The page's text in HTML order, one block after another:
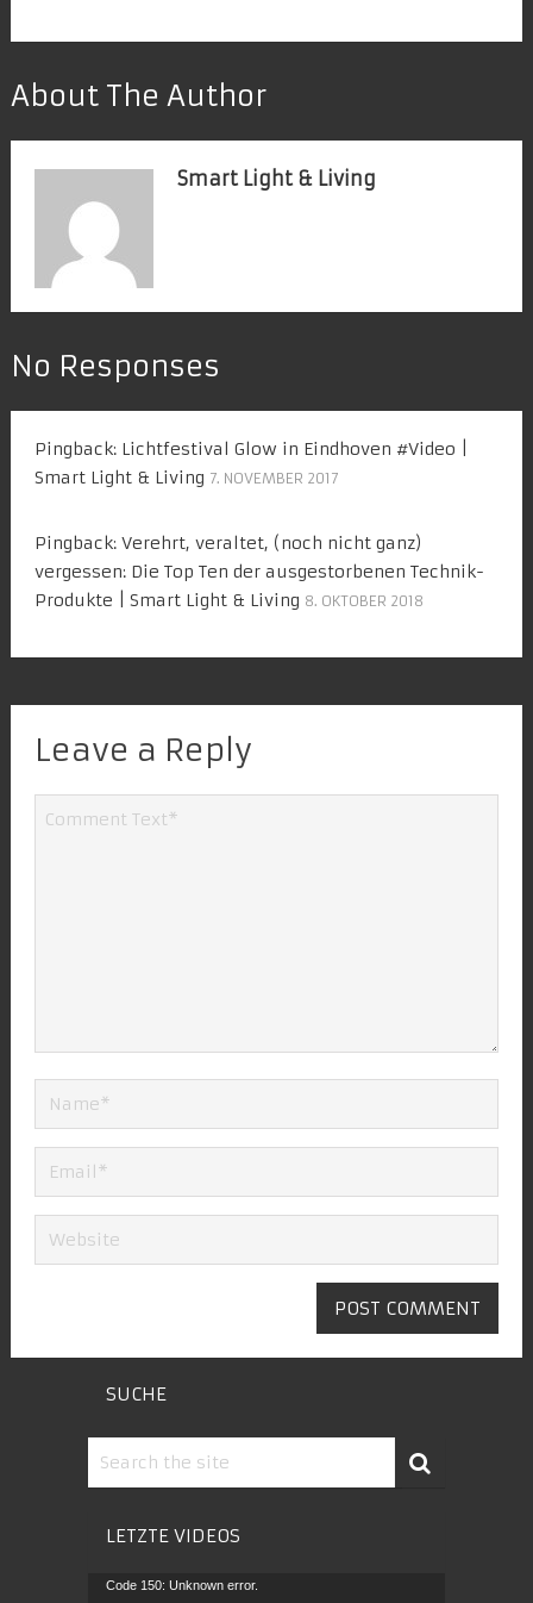
About The Author
Smart Light & Living
No Responses
Pingback: Lichtfestival Glow in Eindhoven #Video |
Smart Light & Living 7. NOVEMBER 2017
Pingback: Verehrt, veraltet, (noch nicht ganz)
vergessen: Die Top Ten der ausgestorbenen Technik-
Produkte | Smart Light & Living 8. OKTOBER 2018
Leave a Reply
SUCHE
LETZTE VIDEOS
Video-
Code 150: Unknown error.